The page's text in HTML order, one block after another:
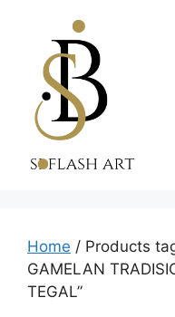
content
Home / Products
GAMELAN
TEGAL”